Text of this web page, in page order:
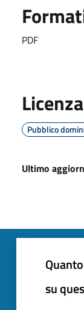
PDF
Pubblico
Ultimo
su